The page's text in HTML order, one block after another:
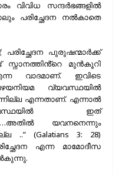
വിവിധ സന്ദർഭങ്ങളിൽ
പരിച്ഛേദന നൽകാതെ
പരിച്ഛേദന പുരുഷന്മാർക്ക്
സ്നാനത്തിൻ്റെ മുൻകൂറി
വാദമാണ്. ഇവിടെ
വ്യവസ്ഥയിൽ
എന്നതാണ്. എന്നാൽ
ഇത്
യവനനെന്നും
(Galatians 3: 28)
എന്ന മാമോദീസ